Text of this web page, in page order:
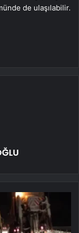
de ulaşılabilir.